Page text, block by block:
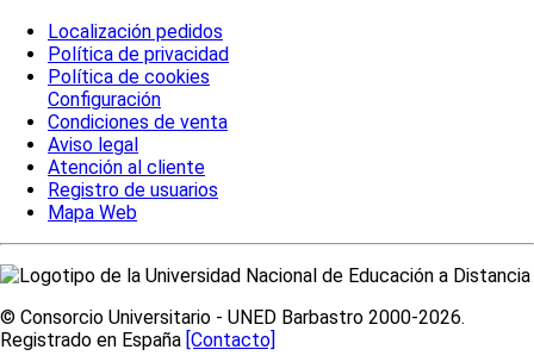
Localización pedidos
Política de privacidad
Política de cookies
Configuración
Condiciones de venta
Aviso legal
Atención al cliente
Registro de usuarios
Mapa Web
© Consorcio Universitario - UNED Barbastro 2000-2026.
Registrado en España [Contacto]